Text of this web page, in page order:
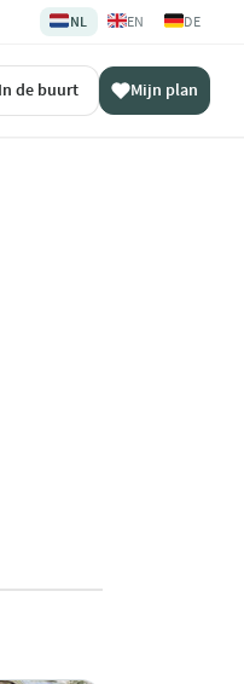
🇳🇱NL 🇬🇧EN 🇩🇪DE
In de buurt Mijn plan